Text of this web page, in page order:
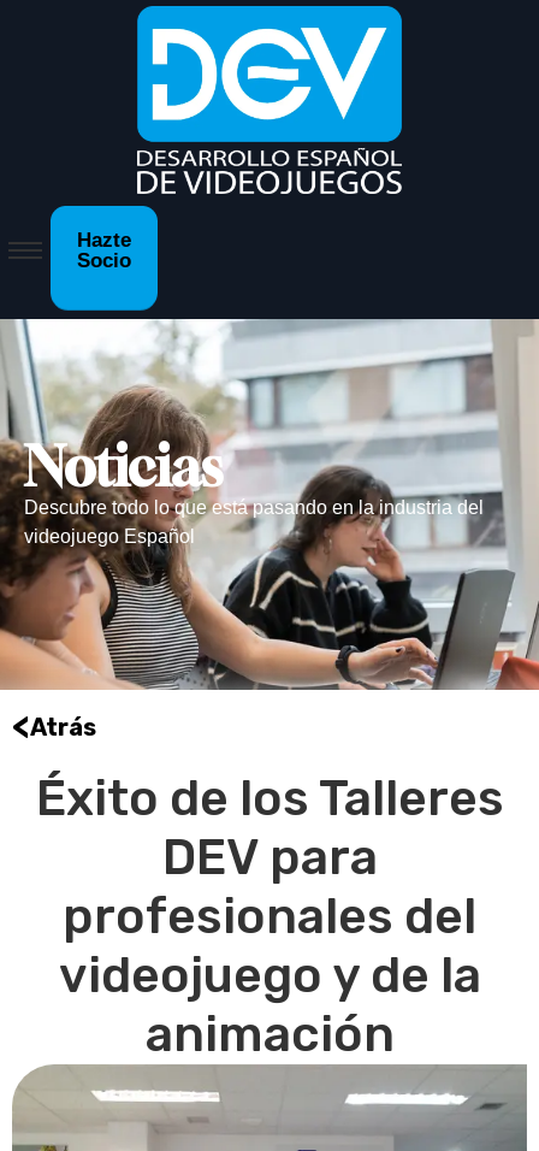
Hazte
Socio
Noticias
Descubre todo lo que está pasando en la industria del
videojuego Español
<Atrás
Éxito de los Talleres
DEV para
profesionales del
videojuego y de la
animación